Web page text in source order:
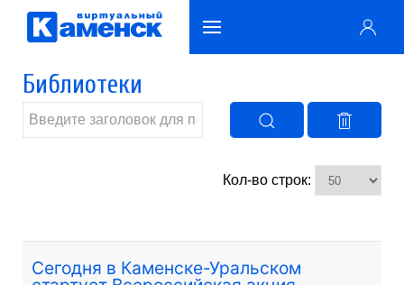
Библиотеки
Кол-во строк:
Сегодня в Каменске-Уральском